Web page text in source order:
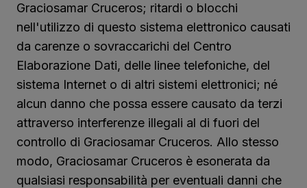
Graciosamar Cruceros; ritardi o blocchi
nell'utilizzo di questo sistema elettronico causati
da carenze o sovraccarichi del Centro
Elaborazione Dati, delle linee telefoniche, del
sistema Internet o di altri sistemi elettronici; né
alcun danno che possa essere causato da terzi
attraverso interferenze illegali al di fuori del
controllo di Graciosamar Cruceros. Allo stesso
modo, Graciosamar Cruceros è esonerata da
qualsiasi responsabilità per eventuali danni che